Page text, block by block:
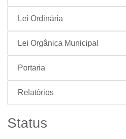
Lei Ordinária
Lei Orgânica Municipal
Portaria
Relatórios
Status